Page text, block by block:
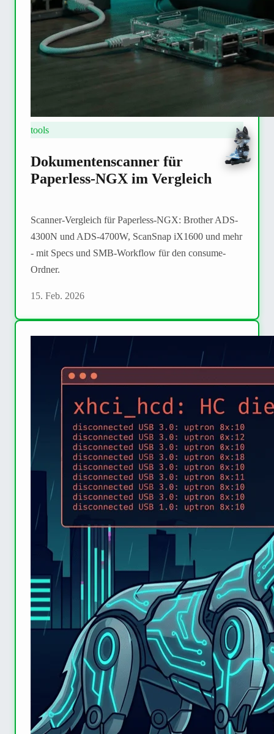
tools
Dokumentenscanner für
Paperless-NGX im Vergleich
Scanner-Vergleich für Paperless-NGX: Brother ADS-
4300N und ADS-4700W, ScanSnap iX1600 und mehr
- mit Specs und SMB-Workflow für den consume-
Ordner.
15. Feb. 2026